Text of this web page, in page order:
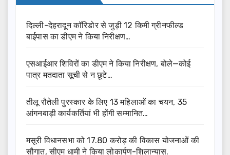
दिल्ली-देहरादून कॉरिडोर से जुड़ी 12 किमी ग्रीनफील्ड
बाईपास का डीएम ने किया निरीक्षण…
एसआईआर शिविरों का डीएम ने किया निरीक्षण, बोले—कोई
पात्र मतदाता सूची से न छूटे…
तीलू रौतेली पुरस्कार के लिए 13 महिलाओं का चयन, 35
आंगनबाड़ी कार्यकर्तियां भी होंगी सम्मानित…
मसूरी विधानसभा को 17.80 करोड़ की विकास योजनाओं की
सौगात, सीएम धामी ने किया लोकार्पण-शिलान्यास.